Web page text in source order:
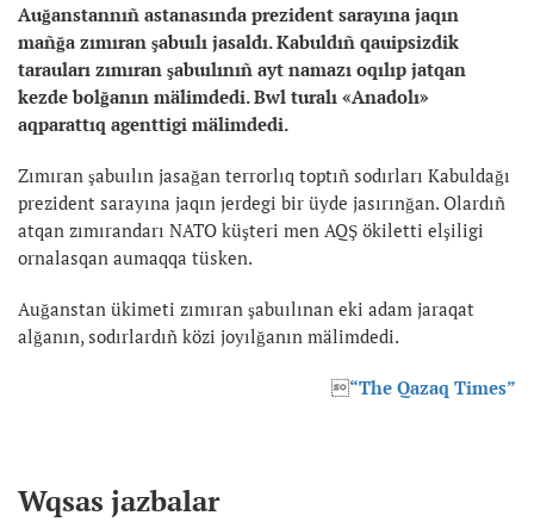
Auğanstannıñ astanasında prezident sarayına jaqın
mañğa zımıran şabuılı jasaldı. Kabuldıñ qauipsizdik
tarauları zımıran şabuılınıñ ayt namazı oqılıp jatqan
kezde bolğanın mälimdedi. Bwl turalı «Anadolı»
aqparattıq agenttigi mälimdedi.
Zımıran şabuılın jasağan terrorlıq toptıñ sodırları Kabuldağı
prezident sarayına jaqın jerdegi bir üyde jasırınğan. Olardıñ
atqan zımırandarı NATO küşteri men AQŞ ökiletti elşiligi
ornalasqan aumaqqa tüsken.
Auğanstan ükimeti zımıran şabuılınan eki adam jaraqat
alğanın, sodırlardıñ közi joyılğanın mälimdedi.
“The Qazaq Times”
Wqsas jazbalar